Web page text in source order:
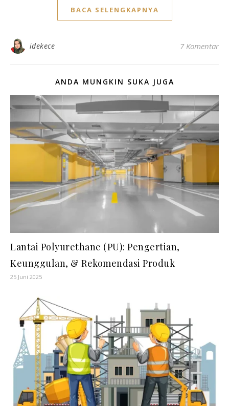
BACA SELENGKAPNYA
idekece 7 Komentar
ANDA MUNGKIN SUKA JUGA
Lantai Polyurethane (PU): Pengertian,
Keunggulan, & Rekomendasi Produk
25 Juni 2025